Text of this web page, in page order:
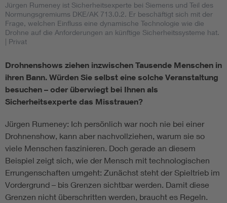
Jürgen Rumeney ist Sicherheitsexperte bei Siemens und Teil des
Normungsgremiums DKE/AK 713.0.2. Er beschäftigt sich mit der
Frage, welchen Einfluss eine dynamische Technologie wie die
Drohne auf die Anforderungen an künftige Sicherheitssysteme hat.
| Privat
Drohnenshows ziehen inzwischen Tausende Menschen in
ihren Bann. Würden Sie selbst eine solche Veranstaltung
besuchen – oder überwiegt bei Ihnen als
Sicherheitsexperte das Misstrauen?
Jürgen Rumeney: Ich persönlich war noch nie bei einer
Drohnenshow, kann aber nachvollziehen, warum sie so
viele Menschen faszinieren. Doch gerade an diesem
Beispiel zeigt sich, wie der Mensch mit technologischen
Errungenschaften umgeht: Zunächst steht der Spieltrieb im
Vordergrund – bis Grenzen sichtbar werden. Damit diese
Grenzen nicht überschritten werden, braucht es Regeln.